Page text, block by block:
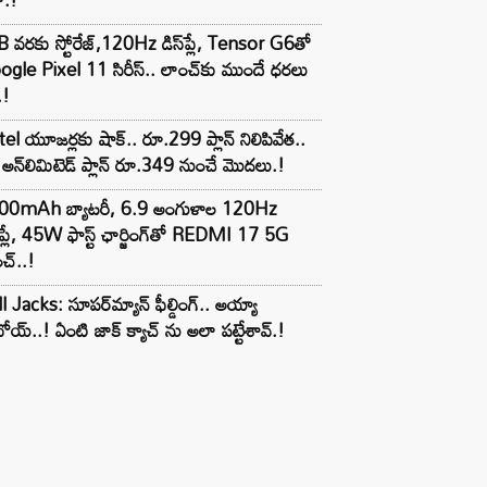
వరకు స్టోరేజ్,120Hz డిస్‌ప్లే, Tensor G6తో
Pixel 11 సిరీస్.. లాంచ్⁭కు ముందే ధరలు
యూజర్లకు షాక్.. రూ.299 ప్లాన్ నిలిపివేత..
ప్లాన్ రూ.349 నుంచే మొదలు.!
బ్యాటరీ, 6.9 అంగుళాల 120Hz
45W ఫాస్ట్ ఛార్జింగ్‌తో REDMI 17 5G
Jacks: సూపర్‌మ్యాన్ ఫీల్డింగ్.. అయ్యా
ఏంటి జాక్ క్యాచ్ ను అలా పట్టేశావ్.!